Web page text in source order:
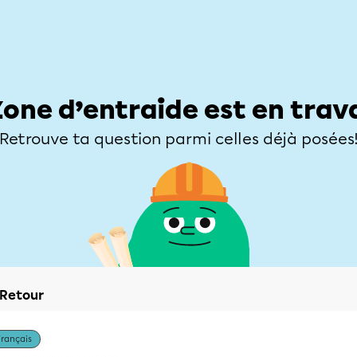
d’entraide est en
Retrouve ta question parmi celles déjà
Retour